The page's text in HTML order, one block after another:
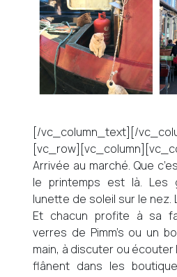
[/vc_column_text][/
Arrivée au marché. Que
le printemps est là. Les
lunette de soleil sur le nez.
Et chacun profite à sa
verres de Pimm’s ou un
main, à discuter ou écouter
flânent dans les